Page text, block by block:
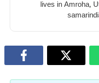
lives in Amroha,